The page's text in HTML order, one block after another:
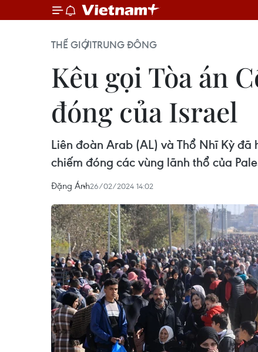
THẾ GIỚITRUNG ĐÔNG
Kêu gọi Tòa án
đóng của Israel
Liên đoàn Arab (AL) và Thổ Nhĩ Kỳ
chiếm đóng các vùng lãnh thổ của
Đặng Ánh26/02/2024 14:02